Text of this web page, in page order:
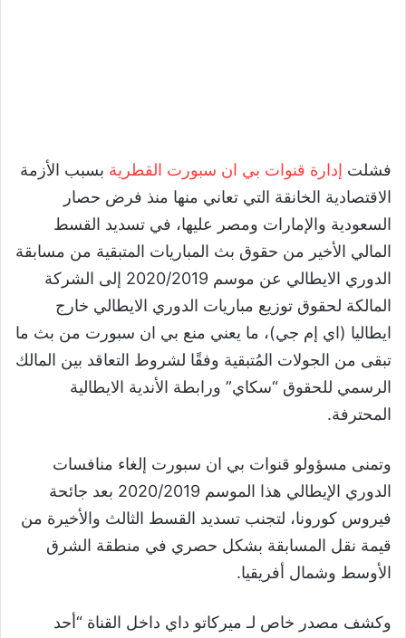
فشلت إدارة قنوات بي ان سبورت القطرية بسبب الأزمة
الاقتصادية الخانقة التي تعاني منها منذ فرض حصار
السعودية والإمارات ومصر عليها، في تسديد القسط
المالي الأخير من حقوق بث المباريات المتبقية من مسابقة
الدوري الايطالي عن موسم 2020/2019 إلى الشركة
المالكة لحقوق توزيع مباريات الدوري الايطالي خارج
ايطاليا (اي إم جي)، ما يعني منع بي ان سبورت من بث ما
تبقى من الجولات المُتبقية وفقًا لشروط التعاقد بين المالك
الرسمي للحقوق “سكاي” ورابطة الأندية الايطالية
المحترفة.
وتمنى مسؤولو قنوات بي ان سبورت إلغاء منافسات
الدوري الإيطالي هذا الموسم 2020/2019 بعد جائحة
فيروس كورونا، لتجنب تسديد القسط الثالث والأخيرة من
قيمة نقل المسابقة بشكل حصري في منطقة الشرق
الأوسط وشمال أفريقيا.
وكشف مصدر خاص لـ ميركاتو داي داخل القناة “أحد